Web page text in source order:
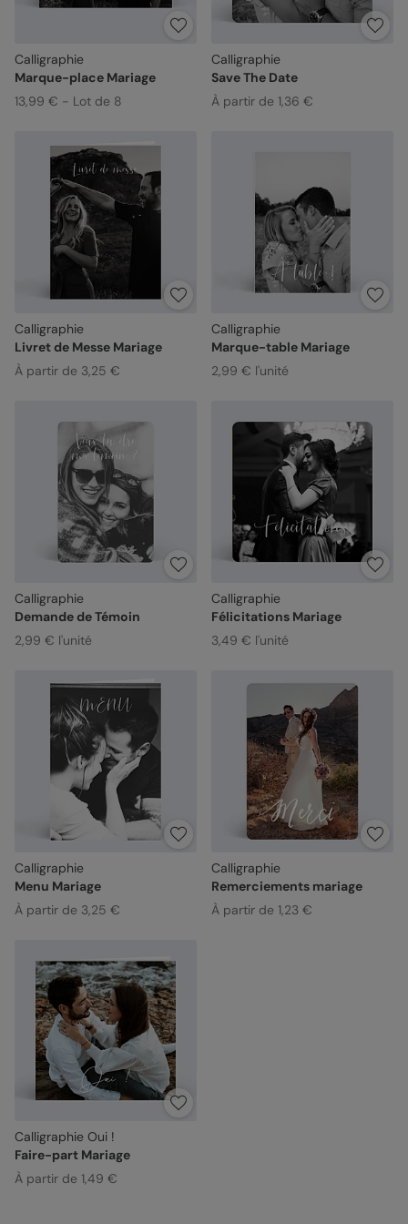
Calligraphie
Marque-place Mariage
13,99 € - Lot de 8
Calligraphie
Save The Date
À partir de 1,36 €
Calligraphie
Livret de Messe Mariage
À partir de 3,25 €
Calligraphie
Marque-table Mariage
2,99 € l'unité
Calligraphie
Demande de Témoin
2,99 € l'unité
Calligraphie
Félicitations Mariage
3,49 € l'unité
Calligraphie
Menu Mariage
À partir de 3,25 €
Calligraphie
Remerciements mariage
À partir de 1,23 €
Calligraphie Oui !
Faire-part Mariage
À partir de 1,49 €